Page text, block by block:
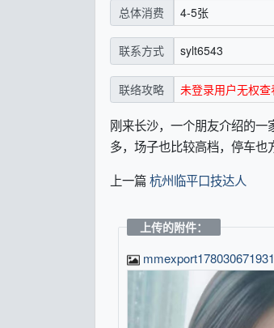
总体消费 4-5张
联系方式 sylt6543
联络攻略 未登录用户无权查
刚来长沙，一个朋友介绍的
多，场子也比较高档，停车也
上一篇 杭州临平口技达人
上传的附件：